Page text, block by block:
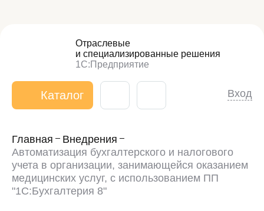
Отраслевые
и специализированные решения
1С:Предприятие
Каталог Вход
Главная
Внедрения
Автоматизация бухгалтерского и налогового
учета в организации, занимающейся оказанием
медицинских услуг, с использованием ПП
"1С:Бухгалтерия 8"